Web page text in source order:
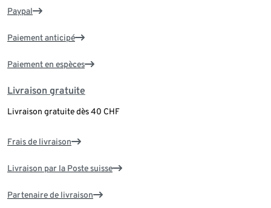
Paypal
Paiement anticipé
Paiement en espèces
Livraison gratuite
Livraison gratuite dès 40 CHF
Frais de livraison
Livraison par la Poste suisse
Partenaire de livraison